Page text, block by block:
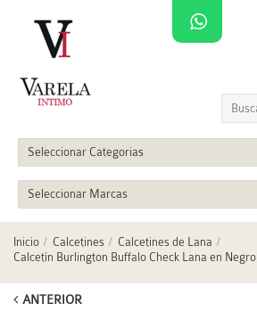
Seleccionar Categorias
Seleccionar Marcas
Inicio Calcetines
Calcetines de Lana
Calcetín Burlington Buffalo Check Lana en Negro
ANTERIOR